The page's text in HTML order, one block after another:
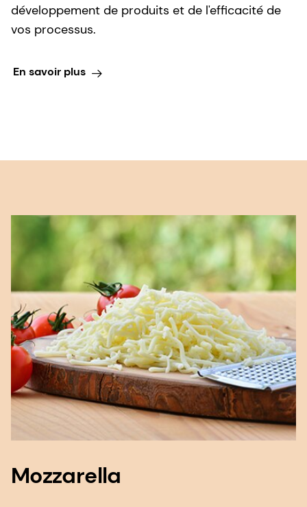
développement de produits et de l'efficacité de
vos processus.
En savoir plus
Mozzarella